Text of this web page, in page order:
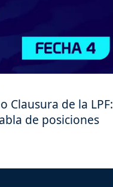
Clausura de la LPF:
de posiciones